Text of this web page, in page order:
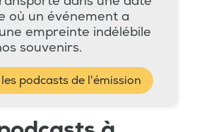
où un événement a
empreinte indélébile
souvenirs.
les podcasts de l'émission